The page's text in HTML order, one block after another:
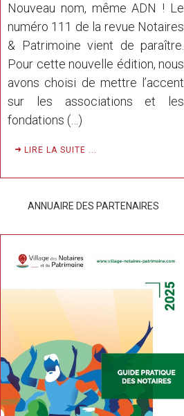
Nouveau nom, même ADN ! Le
numéro 111 de la revue Notaires
& Patrimoine vient de paraître.
Pour cette nouvelle édition, nous
avons choisi de mettre l’accent
sur les associations et les
fondations (…)
LIRE LA SUITE ...
ANNUAIRE DES PARTENAIRES